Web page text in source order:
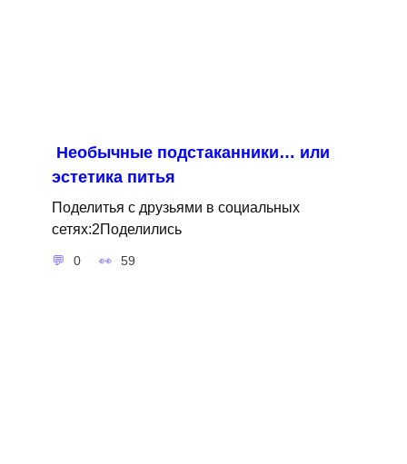
Необычные подстаканники… или
эстетика питья
Поделитья с друзьями в социальных
сетях:2Поделились
0 59